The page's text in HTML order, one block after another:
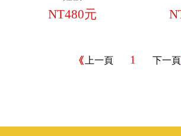
NT480元
上一頁 1 下一頁